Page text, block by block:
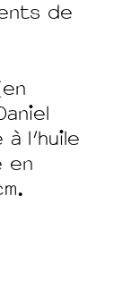
de
à l'huile
en